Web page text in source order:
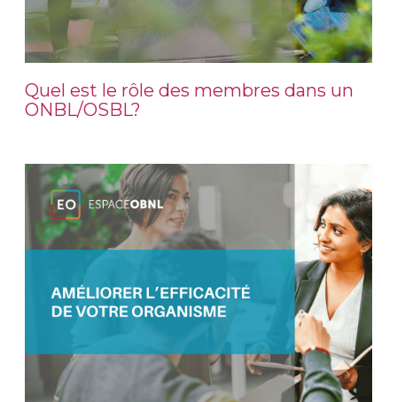
Quel est le rôle des membres dans un
ONBL/OSBL?